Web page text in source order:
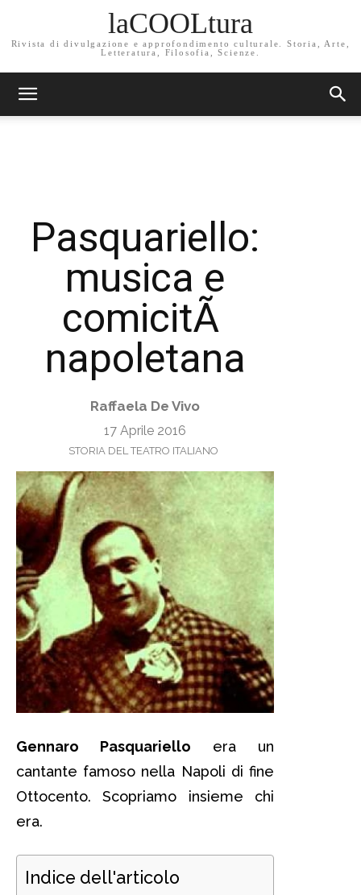
laCOOLtura
Rivista di divulgazione e approfondimento culturale. Storia, Arte,
Letteratura, Filosofia, Scienze.
Pasquariello:
musica e
comicitÃ
napoletana
Raffaela De Vivo
17 Aprile 2016
STORIA DEL TEATRO ITALIANO
Gennaro Pasquariello era un
cantante famoso nella Napoli di fine
Ottocento. Scopriamo insieme chi
era.
Indice dell'articolo